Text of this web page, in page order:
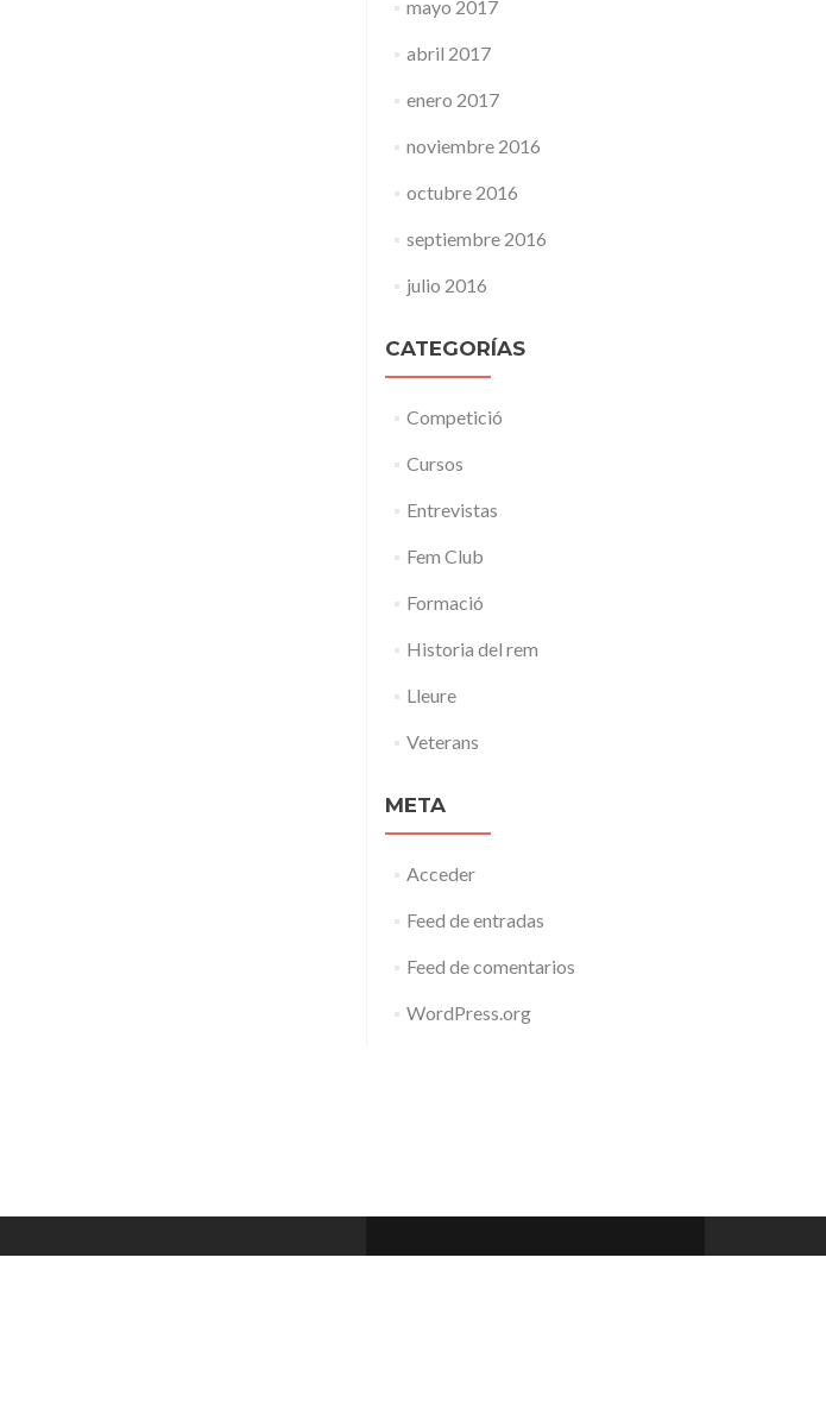
mayo 2017
abril 2017
enero 2017
noviembre 2016
octubre 2016
septiembre 2016
julio 2016
CATEGORÍAS
Competició
Cursos
Entrevistas
Fem Club
Formació
Historia del rem
Lleure
Veterans
META
Acceder
Feed de entradas
Feed de comentarios
WordPress.org